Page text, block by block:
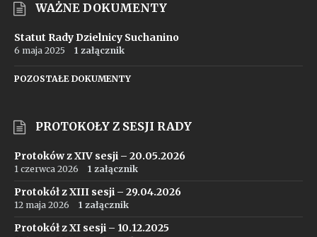
WAŻNE DOKUMENTY
Statut Rady Dzielnicy Suchanino
6 maja 2025 1 załącznik
POZOSTAŁE DOKUMENTY
PROTOKOŁY Z SESJI RADY
Protoków z XIV sesji – 20.05.2026
1 czerwca 2026 1 załącznik
Protokół z XIII sesji – 29.04.2026
12 maja 2026 1 załącznik
Protokół z XI sesji – 10.12.2025